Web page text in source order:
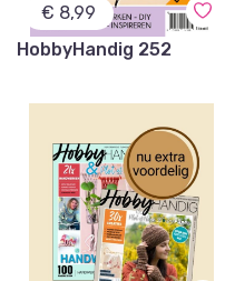
€ 8,99
HobbyHandig 252